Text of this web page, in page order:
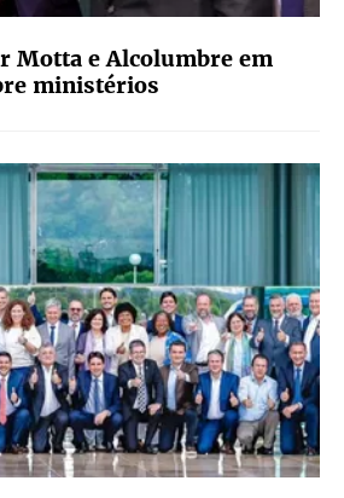
Motta e Alcolumbre em
ministérios